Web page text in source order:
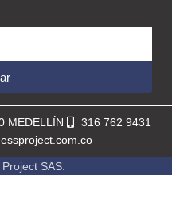
MEDELLÍN
316 762 9431
SAS.